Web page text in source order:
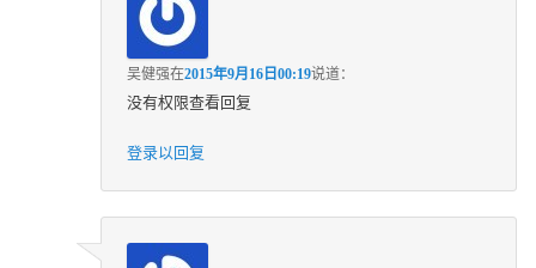
吴健强在2015年9月16日00:19说道：
没有权限查看回复
登录以回复